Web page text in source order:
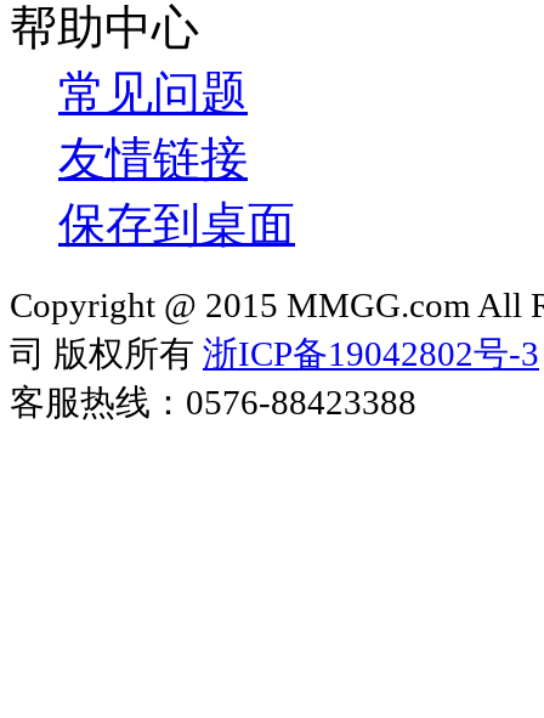
帮助中心
常见问题
友情链接
保存到桌面
Copyright @ 2015 MMGG.com All
司 版权所有 浙ICP备19042802号-3
客服热线：0576-88423388